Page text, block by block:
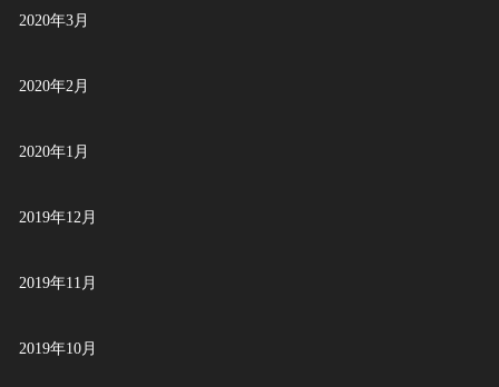
2020年3月
2020年2月
2020年1月
2019年12月
2019年11月
2019年10月